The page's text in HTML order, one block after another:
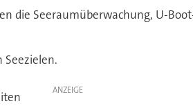
die Seeraumüberwachung, U-
ANZEIGE